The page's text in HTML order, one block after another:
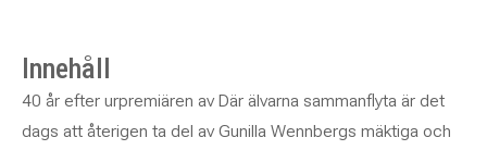
Innehåll
40 år efter urpremiären av Där älvarna sammanflyta är det
dags att återigen ta del av Gunilla Wennbergs mäktiga och